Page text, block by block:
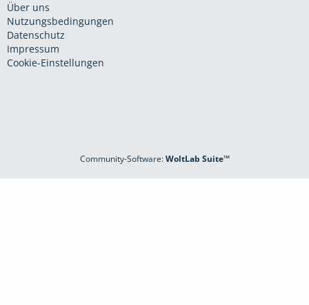
Über uns
Nutzungsbedingungen
Datenschutz
Impressum
Cookie-Einstellungen
Community-Software:WoltLab Suite™